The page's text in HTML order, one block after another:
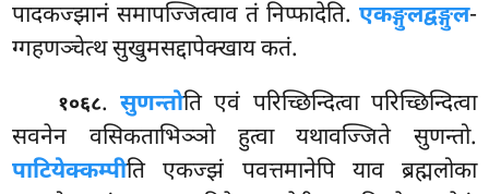
पादकज्झानं समापज्जित्वाव तं निप्फादेति. एकङ्गुलद्वङ्गुल-
ग्गहणञ्चेत्थ सुखुमसद्दापेक्खाय कतं.
१०६८.सुणन्तोति एवं परिच्छिन्दित्वा परिच्छिन्दित्वा
सवनेन वसिकताभिञ्ञो हुत्वा यथावज्जिते सुणन्तो.
पाटियेक्कम्पीति एकज्झं पवत्तमानेपि याव ब्रह्मलोका